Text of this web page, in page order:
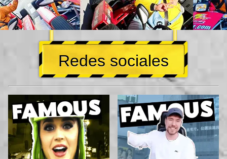
Redes sociales